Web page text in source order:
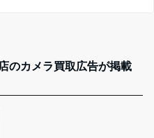
のカメラ買取広告が掲載